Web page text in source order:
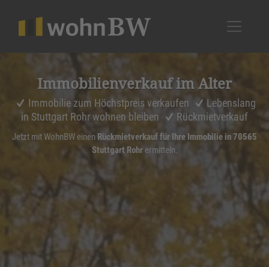
Immobi­li­en­ver­kauf im Alter
Immobilie zum Höchstpreis verkaufen
Lebenslang
in Stuttgart Rohr wohnen bleiben
Rückmietverkauf
Jetzt mit WohnBW einen Rückmietverkauf für Ihre Immobilie in 70565
Stuttgart Rohrermitteln.